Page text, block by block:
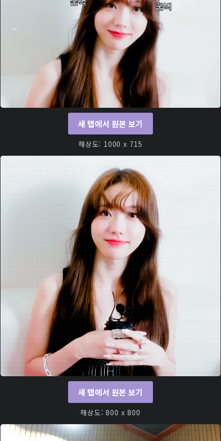
새 탭에서 원본 보기
해상도: 1000 x 715
새 탭에서 원본 보기
해상도: 800 x 800